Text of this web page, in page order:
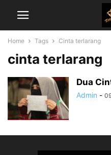
Home Tags Cinta terlarang
cinta terlarang
Dua
Admin -